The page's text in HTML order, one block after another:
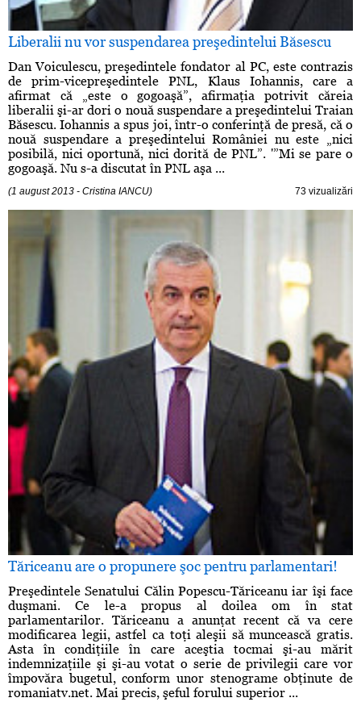
Liberalii nu vor suspendarea preşedintelui Băsescu
Dan Voiculescu, preşedintele fondator al PC, este contrazis
de prim-vicepreşedintele PNL, Klaus Iohannis, care a
afirmat că „este o gogoaşă”, afirmaţia potrivit căreia
liberalii şi-ar dori o nouă suspendare a preşedintelui Traian
Băsescu. Iohannis a spus joi, într-o conferinţă de presă, că o
nouă suspendare a preşedintelui României nu este „nici
posibilă, nici oportună, nici dorită de PNL”. '”Mi se pare o
gogoaşă. Nu s-a discutat în PNL aşa ...
(1 august 2013 - Cristina IANCU) 73 vizualizări
Tăriceanu are o propunere şoc pentru parlamentari!
Preşedintele Senatului Călin Popescu-Tăriceanu iar îşi face
duşmani. Ce le-a propus al doilea om în stat
parlamentarilor. Tăriceanu a anunţat recent că va cere
modificarea legii, astfel ca toţi aleşii să muncească gratis.
Asta în condiţiile în care aceştia tocmai şi-au mărit
indemnizaţiile şi şi-au votat o serie de privilegii care vor
împovăra bugetul, conform unor stenograme obţinute de
romaniatv.net. Mai precis, şeful forului superior ...